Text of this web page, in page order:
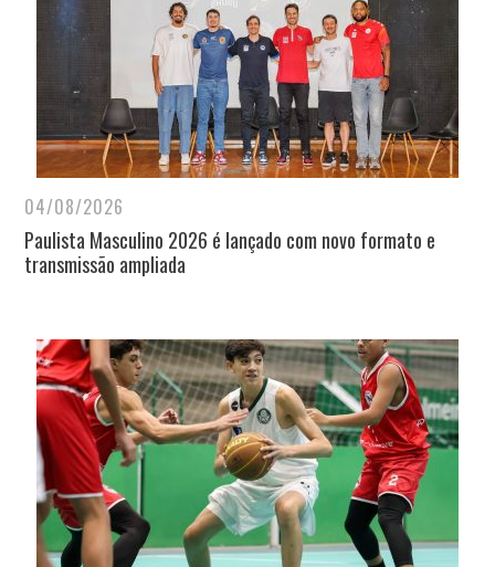
04/08/2026
Paulista Masculino 2026 é lançado com novo formato e
transmissão ampliada